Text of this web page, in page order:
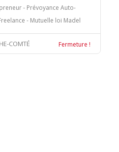
- Prévoyance Auto-
- Mutuelle loi Madel
COMTÉ Fermeture !